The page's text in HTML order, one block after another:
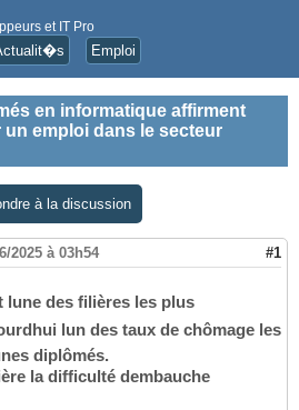
et IT Pro
Emploi
en informatique affirment
emploi dans le secteur
à la discussion
2025 à 03h54 #1
des filières les plus
lun des taux de chômage les
diplômés.
la difficulté dembauche